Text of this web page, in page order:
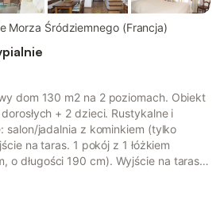
więcej...
Morza Śródziemnego (Francja)
dom 130 m2 na 2 poziomach. Obiekt
+ 2 dzieci. Rustykalne i
salon/jadalnia z kominkiem (tylko
na taras. 1 pokój z 1 łóżkiem
o długości 190 cm). Wyjście na taras.
Wyjście na taras. Kącik kuchenny